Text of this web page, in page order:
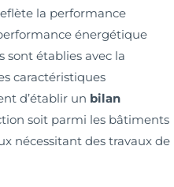
la performance
énergétique
sont établies avec la
caractéristiques
d’établir un bilan
soit parmi les bâtiments
nécessitant des travaux de